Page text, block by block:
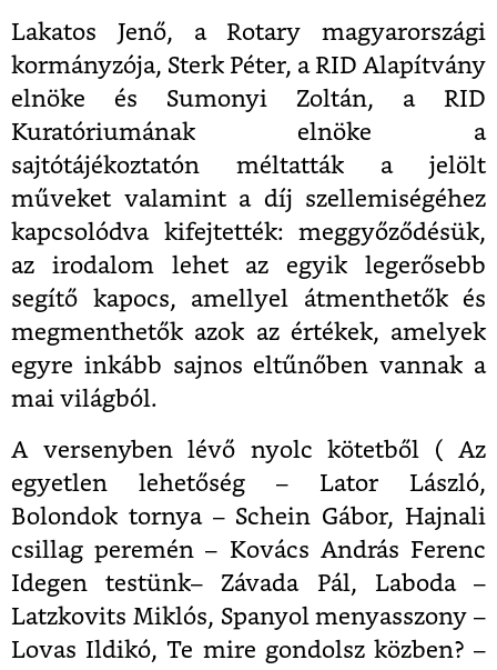
Lakatos Jenő, a Rotary magyarországi
kormányzója, Sterk Péter, a RID Alapítvány
elnöke és Sumonyi Zoltán, a RID
Kuratóriumának elnöke a
sajtótájékoztatón méltatták a jelölt
műveket valamint a díj szellemiségéhez
kapcsolódva kifejtették: meggyőződésük,
az irodalom lehet az egyik legerősebb
segítő kapocs, amellyel átmenthetők és
megmenthetők azok az értékek, amelyek
egyre inkább sajnos eltűnőben vannak a
mai világból.
A versenyben lévő nyolc kötetből ( Az
egyetlen lehetőség – Lator László,
Bolondok tornya – Schein Gábor, Hajnali
csillag peremén – Kovács András Ferenc
Idegen testünk– Závada Pál, Laboda –
Latzkovits Miklós, Spanyol menyasszony –
Lovas Ildikó, Te mire gondolsz közben? –